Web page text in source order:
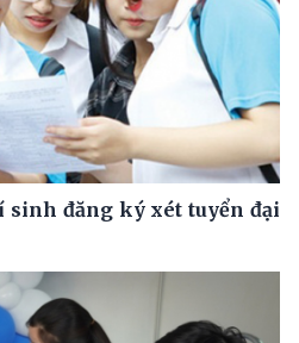
sinh đăng ký xét tuyển đại